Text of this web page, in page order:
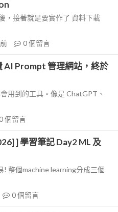
，接著就是要實作了 資料下載
0個留言
AI Prompt 管理網站，終於
用到的工具。像是 ChatGPT、
個留言
] 學習筆記 Day2 ML 及
整個machine learning分成三個
0個留言